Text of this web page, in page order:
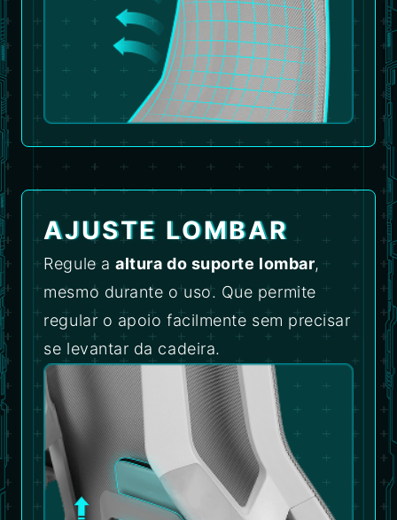
AJUSTE LOMBAR
Regule aaltura do suporte lombar,
mesmo durante o uso. Que permite
regular o apoio facilmente sem precisar
se levantar da cadeira.